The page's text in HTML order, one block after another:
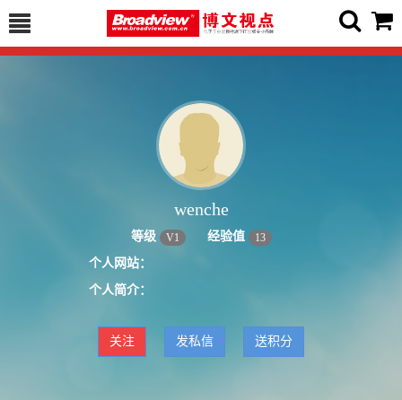
wenche
等级 V1 经验值 13
个人网站：
个人简介：
关注 发私信 送积分